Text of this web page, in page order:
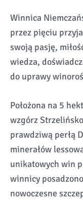
Winnica
przez pięciu
swoją pasję,
wiedza,
do uprawy
Położona na 5
wzgórz
prawdziwą perłą
minerałów
unikatowych win
winnicy
nowoczesne